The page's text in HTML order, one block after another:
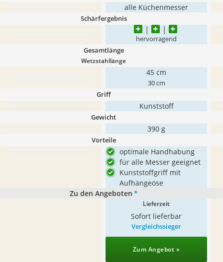
alle Küchenmesser
Schärfergebnis
hervorragend
Gesamtlänge
Wetzstahllänge
45 cm
30 cm
Griff
Kunststoff
Gewicht
390 g
Vorteile
optimale Handhabung
für alle Messer geeignet
Kunststoffgriff mit
Aufhängeöse
Zu den Angeboten *
Lieferzeit
Sofort lieferbar
Vergleichssieger
Zum Angebot »